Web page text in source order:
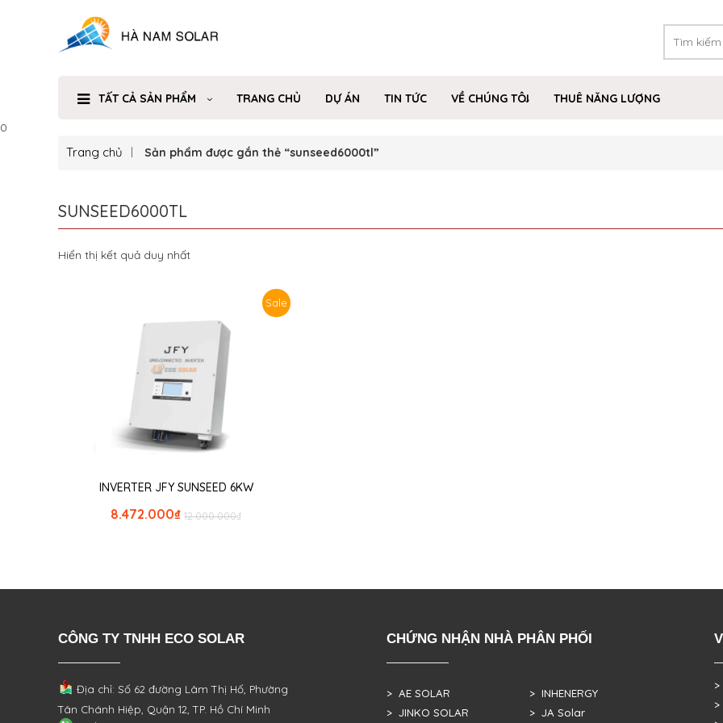
TẤT CẢ SẢN PHẨM TRANG CHỦ DỰ ÁN TIN TỨC VỀ CHÚNG TÔI
THUÊ NĂNG LƯỢNG
0
Trang chủ Sản phẩm được gắn thẻ “sunseed6000tl”
SUNSEED6000TL
Hiển thị kết quả duy nhất
Sale
INVERTER JFY SUNSEED 6KW
₫
12.000.000
₫
8.472.000
CÔNG TY TNHH ECO SOLAR
Địa chỉ: Số 62 đường Lâm Thị Hố, Phường
Tân Chánh Hiệp, Quận 12, TP. Hồ Chí Minh
CHỨNG NHẬN NHÀ PHÂN PHỐI
> AE SOLAR
> JINKO SOLAR
> INHENERGY
> JA Solar
>